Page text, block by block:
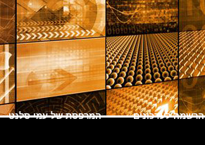
הרשמה לעדכונים המרפסת של עמי סלנט